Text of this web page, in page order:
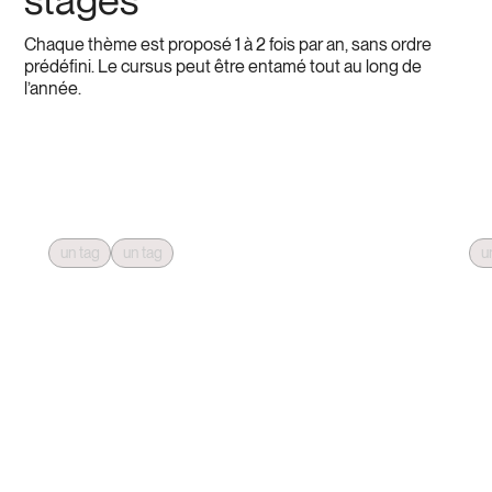
Chaque thème est proposé 1 à 2 fois par an, sans ordre
prédéfini. Le cursus peut être entamé tout au long de
l’année.
un tag un tag